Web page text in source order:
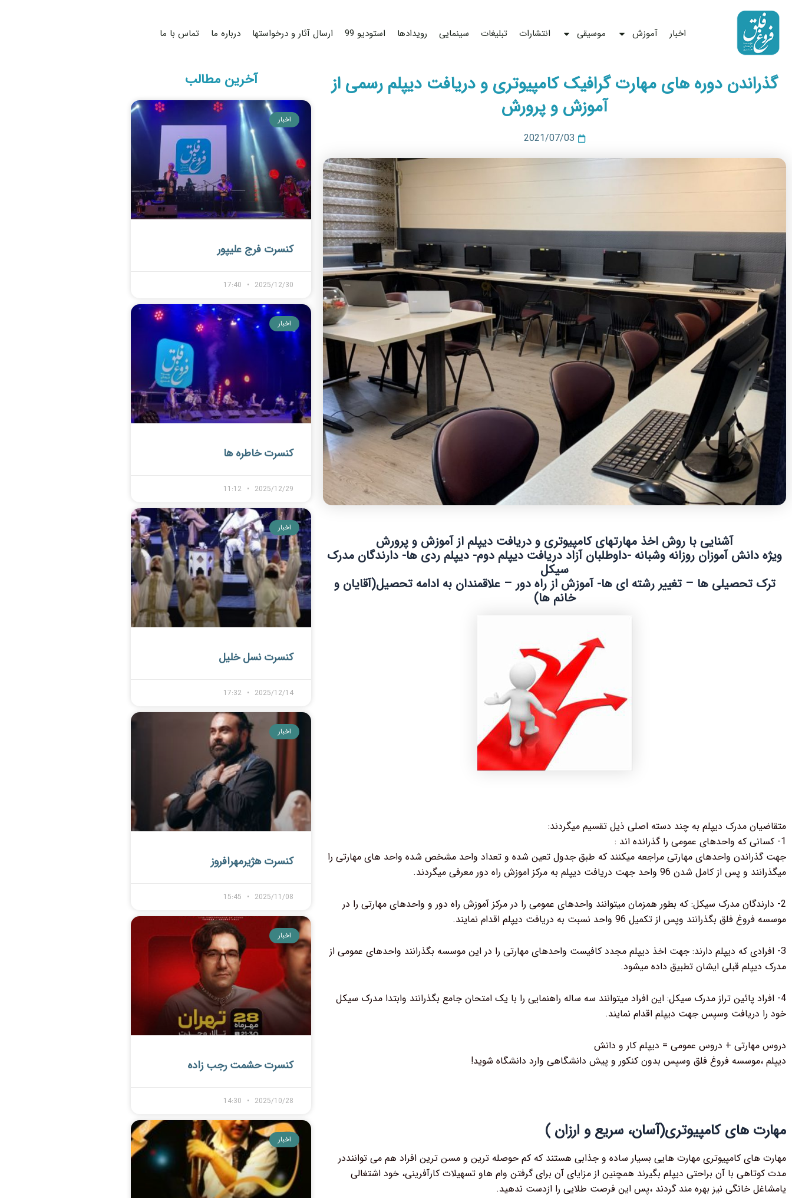
محتوا
اخبار آموزش موسیقی انتشارات تبلیغات سینمایی رویدادها استودیو 99 ارسال آثار و درخواستها درباره ما تماس با ما
گذراندن دوره های مهارت گرافیک کامپیوتری و دریافت دیپلم رسمی از
آموزش و پرورش
2021/07/03
آشنایی با روش اخذ مهارتهای کامپیوتری و دریافت دیپلم از آموزش و پرورش
ویژه دانش آموزان روزانه وشبانه -داوطلبان آزاد دریافت دیپلم دوم- دیپلم ردی ها- دارندگان مدرک
سیکل
ترک تحصیلی ها – تغییر رشته ای ها- آموزش از راه دور – علاقمندان به ادامه تحصیل(آقایان و
خانم ها)
متقاضیان مدرک دیپلم به چند دسته اصلی ذیل تقسیم میگردند:
1- کسانی که واحدهای عمومی را گذرانده اند :
جهت گذراندن واحدهای مهارتی مراجعه میکنند که طبق جدول تعین شده و تعداد واحد مشخص شده واحد های مهارتی را
میگذرانند و پس از کامل شدن 96 واحد جهت دریافت دیپلم به مرکز اموزش راه دور معرفی میگردند.
2- دارندگان مدرک سیکل: که بطور همزمان میتوانند واحدهای عمومی را در مرکز آموزش راه دور و واحدهای مهارتی را در
موسسه فروغ فلق بگذرانند وپس از تکمیل 96 واحد نسبت به دریافت دیپلم اقدام نمایند.
3- افرادی که دیپلم دارند: جهت اخذ دیپلم مجدد کافیست واحدهای مهارتی را در این موسسه بگذرانند واحدهای عمومی از
مدرک دیپلم قبلی ایشان تطبیق داده میشود.
4- افراد پائین تراز مدرک سیکل: این افراد میتوانند سه ساله راهنمایی را با یک امتحان جامع بگذرانند وابتدا مدرک سیکل
خود را دریافت وسپس جهت دیپلم اقدام نمایند.
دروس مهارتی + دروس عمومی = دیپلم کار و دانش
دیپلم ،موسسه فروغ فلق وسپس بدون کنکور و پیش دانشگاهی وارد دانشگاه شوید!
مهارت های کامپیوتری(آسان، سریع و ارزان )
مهارت های کامپیوتری مهارت هایی بسیار ساده و جذابی هستند که کم حوصله ترین و مسن ترین افراد هم می تواننددر
مدت کوتاهی با آن براحتی دیپلم بگیرند همچنین از مزایای آن برای گرفتن وام هاو تسهیلات کارآفرینی، خود اشتغالی
یامشاغل خانگی نیز بهره مند گردند ،پس این فرصت طلایی را ازدست ندهید.
آخرین مطالب
اخبار
کنسرت فرج علیپور
2025/12/30
اخبار
کنسرت خاطره ها
2025/12/29
اخبار
کنسرت نسل خلیل
2025/12/14
اخبار
کنسرت هژیرمهرافروز
2025/11/08
اخبار
کنسرت حشمت رجب زاده
2025/10/28
اخبار